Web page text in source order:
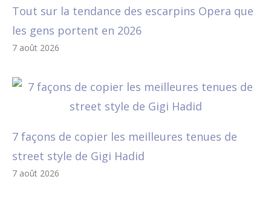
Tout sur la tendance des escarpins Opera que
les gens portent en 2026
7 août 2026
7 façons de copier les meilleures tenues de
street style de Gigi Hadid
7 août 2026